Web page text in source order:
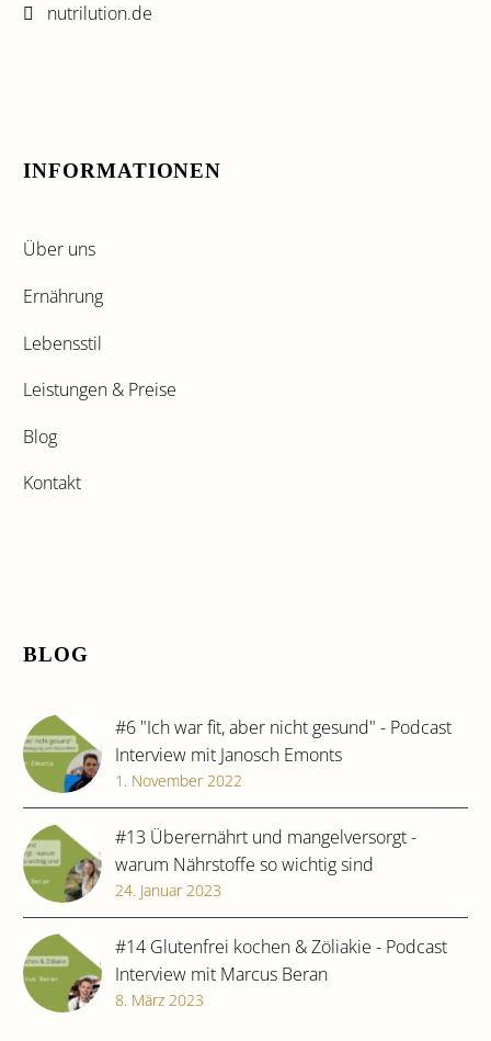
nutrilution.de
INFORMATIONEN
Über uns
Ernährung
Lebensstil
Leistungen & Preise
Blog
Kontakt
BLOG
#6 "Ich war fit, aber nicht gesund" - Podcast
Interview mit Janosch Emonts
1. November 2022
#13 Überernährt und mangelversorgt -
warum Nährstoffe so wichtig sind
24. Januar 2023
#14 Glutenfrei kochen & Zöliakie - Podcast
Interview mit Marcus Beran
8. März 2023